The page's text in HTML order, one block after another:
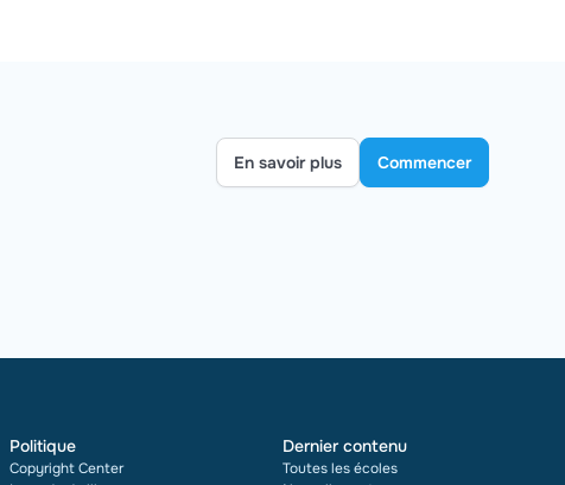
En savoir plus Commencer
Politique
Copyright Center
Dernier contenu
Toutes les écoles